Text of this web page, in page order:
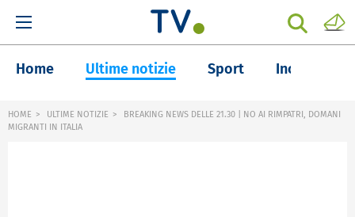
Home Ultime notizie Sport Inchieste
HOME ULTIME NOTIZIE
BREAKING NEWS DELLE 21.30 | NO AI RIMPATRI, DOMANI
MIGRANTI IN ITALIA